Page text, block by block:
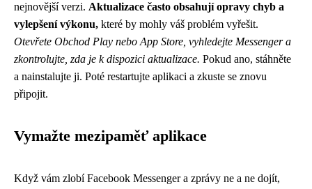
nejnovější verzi. Aktualizace často obsahují opravy chyb a
vylepšení výkonu, které by mohly váš problém vyřešit.
Otevřete Obchod Play nebo App Store, vyhledejte Messenger a
zkontrolujte, zda je k dispozici aktualizace. Pokud ano, stáhněte
a nainstalujte ji. Poté restartujte aplikaci a zkuste se znovu
připojit.
Vymažte mezipaměť aplikace
Když vám zlobí Facebook Messenger a zprávy ne a ne dojít,